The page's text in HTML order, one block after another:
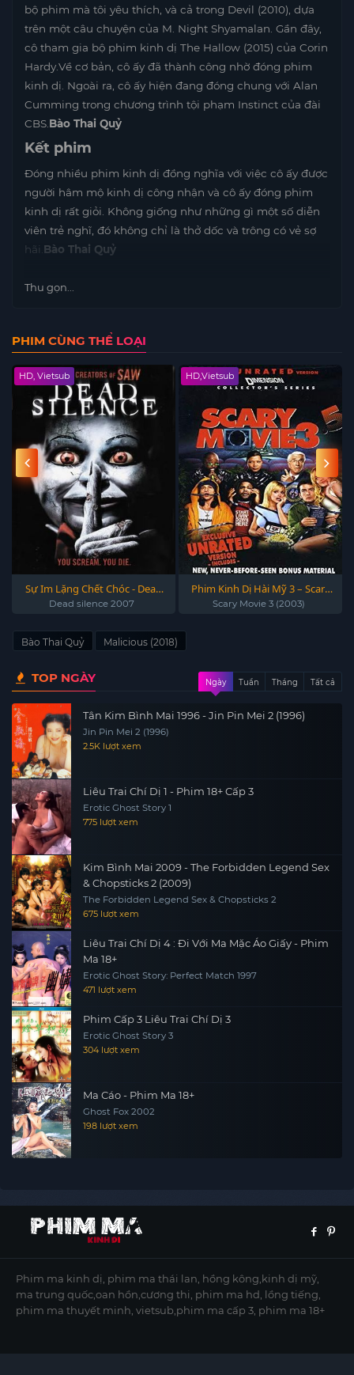
bộ phim mà tôi yêu thích, và cả trong Devil (2010), dựa
trên một câu chuyện của M. Night Shyamalan. Gần đây,
cô tham gia bộ phim kinh dị The Hallow (2015) của Corin
Hardy.Về cơ bản, cô ấy đã thành công nhờ đóng phim
kinh dị. Ngoài ra, cô ấy hiện đang đóng chung với Alan
Cumming trong chương trình tội phạm Instinct của đài
CBS. Bào Thai Quỷ
Kết phim
Đóng nhiều phim kinh dị đồng nghĩa với việc cô ấy được
người hâm mộ kinh dị công nhận và cô ấy đóng phim
kinh dị rất giỏi. Không giống như những gì một số diễn
viên trẻ nghĩ, đó không chỉ là thở dốc và trông có vẻ sợ
hãi. Bào Thai Quỷ
Thu gọn...
PHIM CÙNG THỂ LOẠI
HD, Vietsub
Sự Im Lặng Chết Chóc - Dead
silence 2007
Dead silence 2007
HD,Vietsub
Phim Kinh Dị Hài Mỹ 3 – Scary
Movie 3 (2003)
Scary Movie 3 (2003)
Bào Thai Quỷ Malicious (2018)
TOP NGÀY Ngày Tuần Tháng Tất cả
Tân Kim Bình Mai 1996 - Jin Pin Mei 2 (1996)
Jin Pin Mei 2 (1996)
2.5K lượt xem
Liêu Trai Chí Dị 1 - Phim 18+ Cấp 3
Erotic Ghost Story 1
775 lượt xem
Kim Bình Mai 2009 - The Forbidden Legend Sex
& Chopsticks 2 (2009)
The Forbidden Legend Sex & Chopsticks 2
675 lượt xem
Liêu Trai Chí Dị 4 : Đi Với Ma Mặc Áo Giấy - Phim
Ma 18+
Erotic Ghost Story: Perfect Match 1997
471 lượt xem
Phim Cấp 3 Liêu Trai Chí Dị 3
Erotic Ghost Story 3
304 lượt xem
Ma Cáo - Phim Ma 18+
Ghost Fox 2002
198 lượt xem
Phim ma kinh dị, phim ma thái lan, hồng kông,kinh dị mỹ,
ma trung quốc,oan hồn,cương thi, phim ma hd, lồng tiếng,
phim ma thuyết minh, vietsub,phim ma cấp 3, phim ma 18+